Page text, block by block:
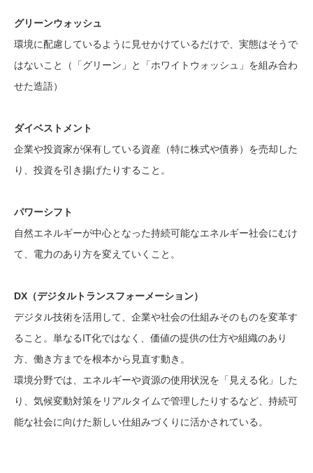
グリーンウォッシュ
環境に配慮しているように見せかけているだけで、実態はそうで
はないこと（「グリーン」と「ホワイトウォッシュ」を組み合わ
せた造語）
ダイベストメント
企業や投資家が保有している資産（特に株式や債券）を売却した
り、投資を引き揚げたりすること。
パワーシフト
自然エネルギーが中心となった持続可能なエネルギー社会にむけ
て、電力のあり方を変えていくこと。
DX（デジタルトランスフォーメーション）
デジタル技術を活用して、企業や社会の仕組みそのものを変革す
ること。単なるIT化ではなく、価値の提供の仕方や組織のあり
方、働き方までを根本から見直す動き。
環境分野では、エネルギーや資源の使用状況を「見える化」した
り、気候変動対策をリアルタイムで管理したりするなど、持続可
能な社会に向けた新しい仕組みづくりに活かされている。